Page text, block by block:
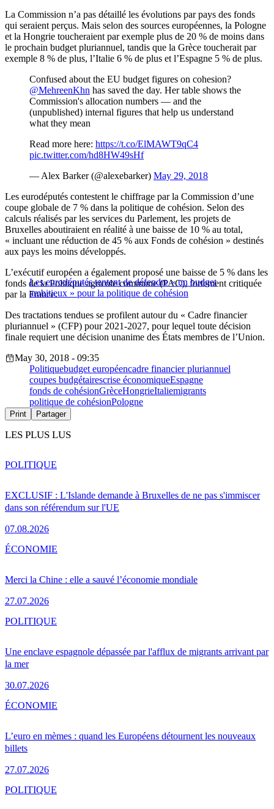
La Commission n’a pas détaillé les évolutions par pays des fonds
qui seraient perçus. Mais selon des sources européennes, la Pologne
et la Hongrie toucheraient par exemple plus de 20 % de moins dans
le prochain budget pluriannuel, tandis que la Grèce toucherait par
exemple 8 % de plus, l’Italie 6 % de plus et l’Espagne 5 % de plus.
Confused about the EU budget figures on cohesion?
@MehreenKhn has saved the day. Her table shows the
Commission's allocation numbers — and the
(unpublished) internal figures that help us understand
what they mean
Read more here: https://t.co/ElMAWT9qC4
pic.twitter.com/hd8HW49sHf
— Alex Barker (@alexebarker) May 29, 2018
Les eurodéputés contestent le chiffrage par la Commission d’une
coupe globale de 7 % dans la politique de cohésion. Selon des
calculs réalisés par les services du Parlement, les projets de
Bruxelles aboutiraient en réalité à une baisse de 10 % au total,
« incluant une réduction de 45 % aux Fonds de cohésion » destinés
aux pays les moins développés.
Les eurodéputés tentent de défendre « un budget
ambitieux » pour la politique de cohésion
L’exécutif européen a également proposé une baisse de 5 % dans les
fonds de la Politique agricole commune (PAC), fortement critiquée
par la France.
Des tractations tendues se profilent autour du « Cadre financier
pluriannuel » (CFP) pour 2021-2027, pour lequel toute décision
finale requiert une décision unanime des États membres de l’Union.
May 30, 2018 - 09:35
Politiquebudget européencadre financier pluriannuel
coupes budgétairescrise économiqueEspagne
fonds de cohésionGrèceHongrieItaliemigrants
politique de cohésionPologne
Print Partager
LES PLUS LUS
EXCLUSIF : L'Islande demande à Bruxelles de ne pas s'immiscer
dans son référendum sur l'UE
07.08.2026
POLITIQUE
Merci la Chine : elle a sauvé l’économie mondiale
27.07.2026
ÉCONOMIE
Une enclave espagnole dépassée par l'afflux de migrants arrivant par
la mer
30.07.2026
POLITIQUE
L’euro en mèmes : quand les Européens détournent les nouveaux
billets
27.07.2026
ÉCONOMIE
POLITIQUE